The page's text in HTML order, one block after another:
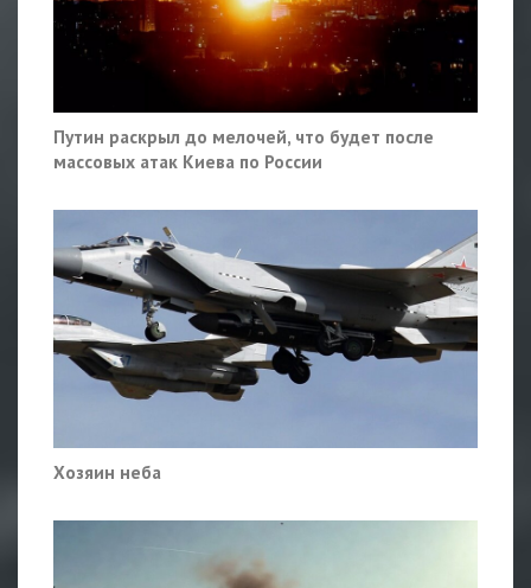
Путин раскрыл до мелочей, что будет после
массовых атак Киева по России
Хозяин неба